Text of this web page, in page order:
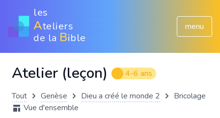
les
Ateliers
de la Bible
menu
Atelier (leçon) 4-6 ans
Tout Genèse Dieu a créé le monde 2
Bricolage
Vue d'ensemble